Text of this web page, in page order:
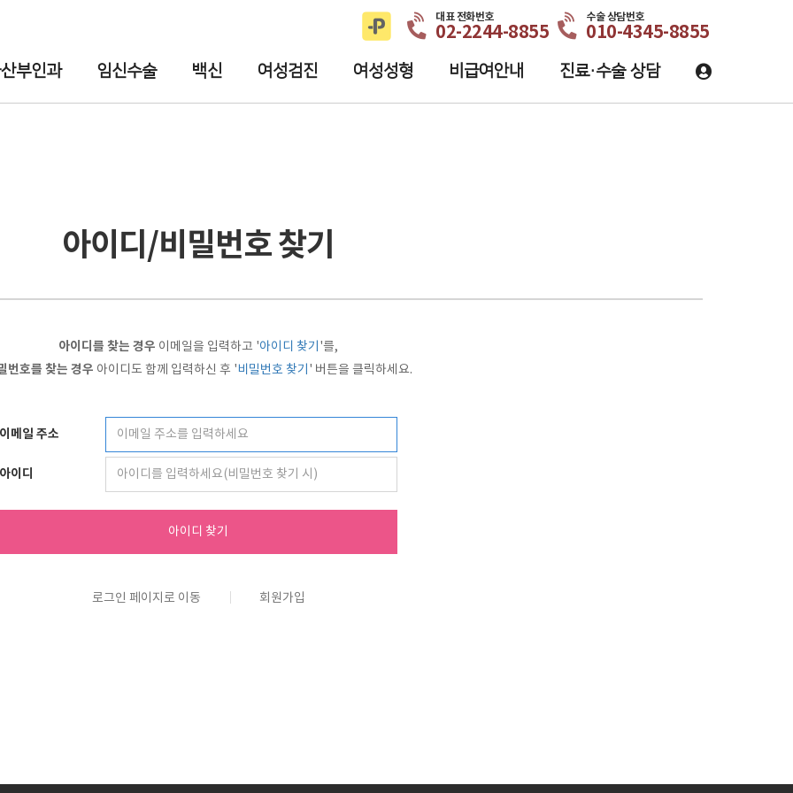
대표 전화번호
02-2244-8855
수술 상담번호
010-4345-8855
부인과 임신수술 백신 여성검진 여성성형 비급여안내 진료·수술 상담
아이디/비밀번호 찾기
아이디를 찾는 경우 이메일을 입력하고 '아이디 찾기 '를,
번호를 찾는 경우 아이디도 함께 입력하신 후 '비밀번호 찾기 ' 버튼을 클릭하세요.
이메일 주소
아이디
아이디 찾기
로그인 페이지로 이동 회원가입